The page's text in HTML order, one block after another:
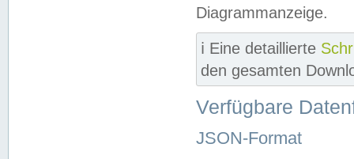
Diagrammanzeige.
ℹ️ Eine detaillierte
den gesamten
Verfügbare
JSON-Format